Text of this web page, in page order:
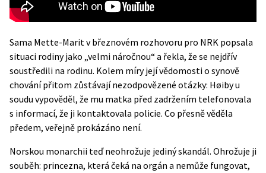
Sama Mette-Marit v březnovém rozhovoru pro NRK popsala
situaci rodiny jako „velmi náročnou“ a řekla, že se nejdřív
soustředili na rodinu. Kolem míry její vědomosti o synově
chování přitom zůstávají nezodpovězené otázky: Høiby u
soudu vypověděl, že mu matka před zadržením telefonovala
s informací, že ji kontaktovala policie. Co přesně věděla
předem, veřejně prokázáno není.
Norskou monarchii teď neohrožuje jediný skandál. Ohrožuje ji
souběh: princezna, která čeká na orgán a nemůže fungovat,